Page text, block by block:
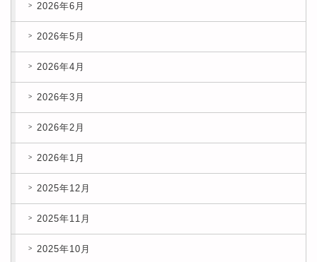
2026年6月
2026年5月
2026年4月
2026年3月
2026年2月
2026年1月
2025年12月
2025年11月
2025年10月